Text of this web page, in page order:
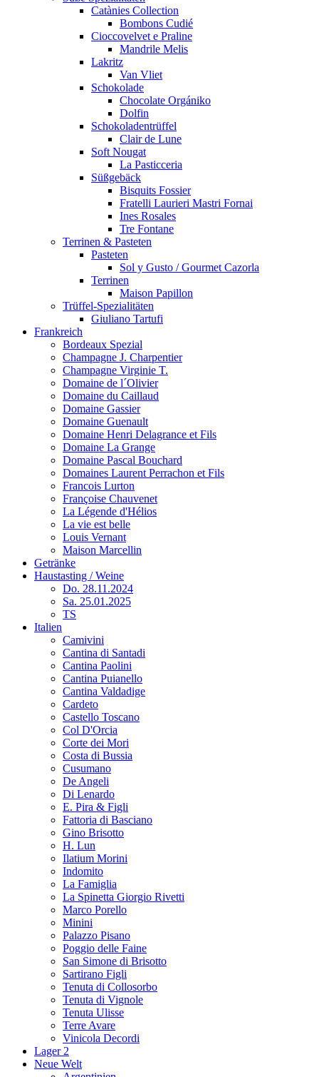
Catànies Collection
Bombons Cudié
Cioccovelvet e Praline
Mandrile Melis
Lakritz
Van Vliet
Schokolade
Chocolate Orgániko
Dolfin
Schokoladentrüffel
Clair de Lune
Soft Nougat
La Pasticceria
Süßgebäck
Bisquits Fossier
Fratelli Laurieri Mastri Fornai
Ines Rosales
Tre Fontane
Terrinen & Pasteten
Pasteten
Sol y Gusto / Gourmet Cazorla
Terrinen
Maison Papillon
Trüffel-Spezialitäten
Giuliano Tartufi
Frankreich
Bordeaux Spezial
Champagne J. Charpentier
Champagne Virginie T.
Domaine de l´Olivier
Domaine du Caillaud
Domaine Gassier
Domaine Guenault
Domaine Henri Delagrance et Fils
Domaine La Grange
Domaine Pascal Bouchard
Domaines Laurent Perrachon et Fils
Francois Lurton
Françoise Chauvenet
La Légende d'Hélios
La vie est belle
Louis Vernant
Maison Marcellin
Getränke
Haustasting / Weine
Do. 28.11.2024
Sa. 25.01.2025
TS
Italien
Camivini
Cantina di Santadi
Cantina Paolini
Cantina Puianello
Cantina Valdadige
Cardeto
Castello Toscano
Col D'Orcia
Corte dei Mori
Costa di Bussia
Cusumano
De Angeli
Di Lenardo
E. Pira & Figli
Fattoria di Basciano
Gino Brisotto
H. Lun
Ilatium Morini
Indomito
La Famiglia
La Spinetta Giorgio Rivetti
Marco Porello
Minini
Palazzo Pisano
Poggio delle Faine
San Simone di Brisotto
Sartirano Figli
Tenuta di Collosorbo
Tenuta di Vignole
Tenuta Ulisse
Terre Avare
Vinicola Decordi
Lager 2
Neue Welt